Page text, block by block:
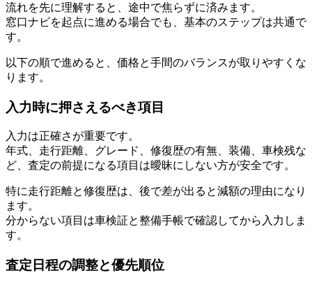
流れを先に理解すると、途中で焦らずに済みます。
窓口ナビを起点に進める場合でも、基本のステップは共通で
す。
以下の順で進めると、価格と手間のバランスが取りやすくな
ります。
入力時に押さえるべき項目
入力は正確さが重要です。
年式、走行距離、グレード、修復歴の有無、装備、車検残な
ど、査定の前提になる項目は曖昧にしない方が安全です。
特に走行距離と修復歴は、後で差が出ると減額の理由になり
ます。
分からない項目は車検証と整備手帳で確認してから入力しま
す。
査定日程の調整と優先順位